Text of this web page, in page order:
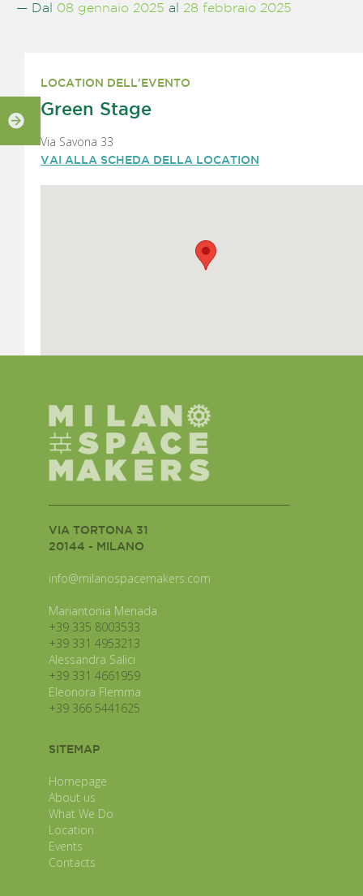
— Dal 08 gennaio 2025 al 28 febbraio 2025
LOCATION DELL'EVENTO
Green Stage
Via Savona 33
VAI ALLA SCHEDA DELLA LOCATION
VIA TORTONA 31
20144 - MILANO
info@milanospacemakers.com
Mariantonia Menada
+39 335 8003533
+39 331 4953213
Alessandra Salici
+39 331 4661959
Eleonora Flemma
+39 366 5441625
SITEMAP
Homepage
About us
What We Do
Location
Events
Contacts